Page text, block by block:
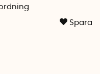
Spara